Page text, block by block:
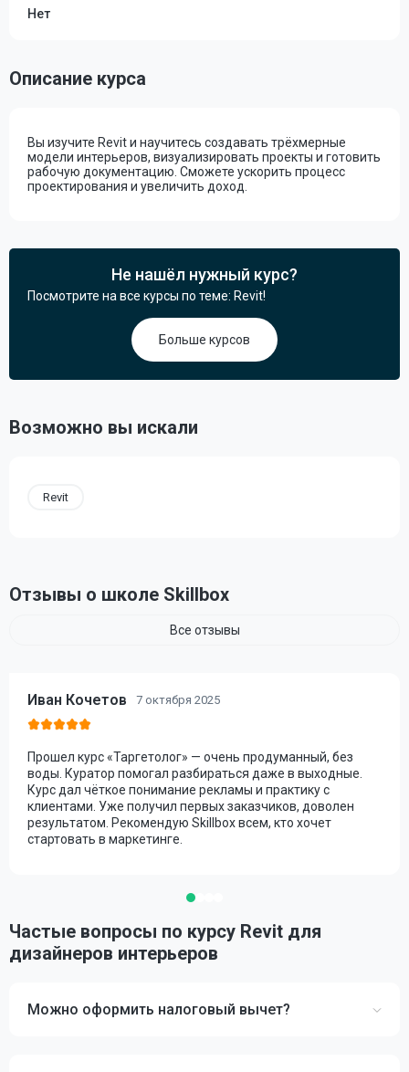
Нет
Описание курса
Вы изучите Revit и научитесь создавать трёхмерные
модели интерьеров, визуализировать проекты и готовить
рабочую документацию. Сможете ускорить процесс
проектирования и увеличить доход.
Не нашёл нужный курс?
Посмотрите на все курсы по теме: Revit!
Больше курсов
Возможно вы искали
Revit
Отзывы о школе Skillbox
Все отзывы
Иван Кочетов 7 октября 2025
Прошел курс «Таргетолог» — очень продуманный, без
воды. Куратор помогал разбираться даже в выходные.
Курс дал чёткое понимание рекламы и практику с
клиентами. Уже получил первых заказчиков, доволен
результатом. Рекомендую Skillbox всем, кто хочет
стартовать в маркетинге.
Частые вопросы по курсу Revit для
дизайнеров интерьеров
Можно оформить налоговый вычет?